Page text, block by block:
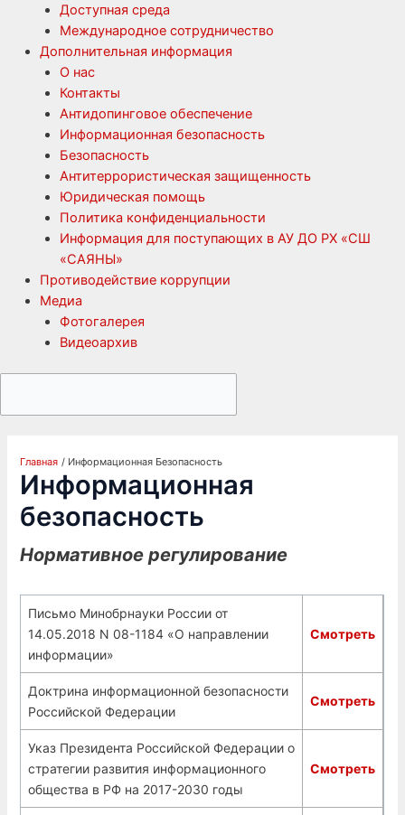
Доступная среда
Международное сотрудничество
Дополнительная информация
О нас
Контакты
Антидопинговое обеспечение
Информационная безопасность
Безопасность
Антитеррористическая защищенность
Юридическая помощь
Политика конфиденциальности
Информация для поступающих в АУ ДО РХ «СШ
«САЯНЫ»
Противодействие коррупции
Медиа
Фотогалерея
Видеоархив
Главная Информационная Безопасность
Информационная
безопасность
Нормативное регулирование
Письмо Минобрнауки России от
14.05.2018 N 08-1184 «О направлении
информации»
Смотреть
Доктрина информационной безопасности
Российской Федерации
Смотреть
Указ Президента Российской Федерации о
стратегии развития информационного
общества в РФ на 2017-2030 годы
Смотреть